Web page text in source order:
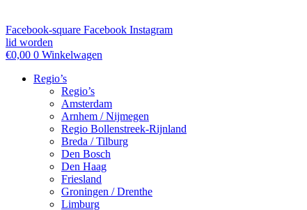
Facebook-square Facebook Instagram
lid worden
€0,00 0 Winkelwagen
Regio’s
Regio’s
Amsterdam
Arnhem / Nijmegen
Regio Bollenstreek-Rijnland
Breda / Tilburg
Den Bosch
Den Haag
Friesland
Groningen / Drenthe
Limburg